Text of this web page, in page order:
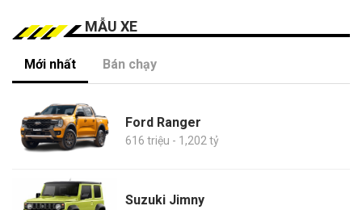
MẪU XE
Mới nhất Bán chạy
Ford Ranger
616 triệu - 1,202 tỷ
Suzuki Jimny